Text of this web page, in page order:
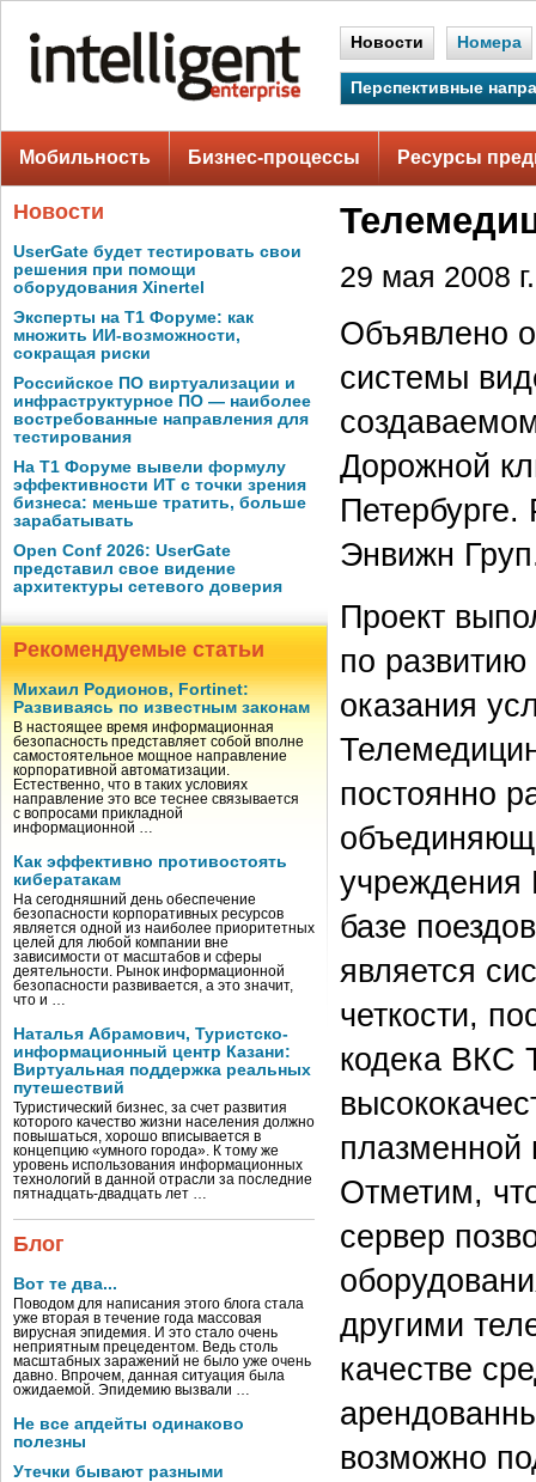
Новости Номера
Перспективные
Мобильность Бизнес-процессы Ресурсы
Новости
UserGate будет тестировать свои
решения при помощи
оборудования Xinertel
Эксперты на Т1 Форуме: как
множить ИИ-возможности,
сокращая риски
Российское ПО виртуализации и
инфраструктурное ПО — наиболее
востребованные направления для
тестирования
На Т1 Форуме вывели формулу
эффективности ИТ с точки зрения
бизнеса: меньше тратить, больше
зарабатывать
Open Conf 2026: UserGate
представил свое видение
архитектуры сетевого доверия
Рекомендуемые статьи
Михаил Родионов, Fortinet:
Развиваясь по известным законам
В настоящее время информационная
безопасность представляет собой вполне
самостоятельное мощное направление
корпоративной автоматизации.
Естественно, что в таких условиях
направление это все теснее связывается
с вопросами прикладной
информационной …
Как эффективно противостоять
кибератакам
На сегодняшний день обеспечение
безопасности корпоративных ресурсов
является одной из наиболее приоритетных
целей для любой компании вне
зависимости от масштабов и сферы
деятельности. Рынок информационной
безопасности развивается, а это значит,
что и …
Наталья Абрамович, Туристско-
информационный центр Казани:
Виртуальная поддержка реальных
путешествий
Туристический бизнес, за счет развития
которого качество жизни населения должно
повышаться, хорошо вписывается в
концепцию «умного города». К тому же
уровень использования информационных
технологий в данной отрасли за последние
пятнадцать-двадцать лет …
Блог
Вот те два...
Поводом для написания этого блога стала
уже вторая в течение года массовая
вирусная эпидемия. И это стало очень
неприятным прецедентом. Ведь столь
масштабных заражений не было уже очень
давно. Впрочем, данная ситуация была
ожидаемой. Эпидемию вызвали …
Не все апдейты одинаково
полезны
Утечки бывают разными
29 мая 2008 г.
Объявлено
системы
Дорожной
Энвижн
Проект
по
оказания
постоянно
базе
является
четкости,
кодека ВКС
плазменной
Отметим,
сервер
другими
качестве
возможно